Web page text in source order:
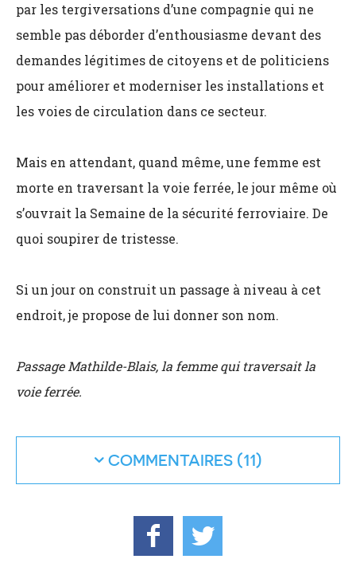
par les tergiversations d’une compagnie qui ne
semble pas déborder d’enthousiasme devant des
demandes légitimes de citoyens et de politiciens
pour améliorer et moderniser les installations et
les voies de circulation dans ce secteur.
Mais en attendant, quand même, une femme est
morte en traversant la voie ferrée, le jour même où
s’ouvrait la Semaine de la sécurité ferroviaire. De
quoi soupirer de tristesse.
Si un jour on construit un passage à niveau à cet
endroit, je propose de lui donner son nom.
Passage Mathilde-Blais, la femme qui traversait la
voie ferrée.
COMMENTAIRES